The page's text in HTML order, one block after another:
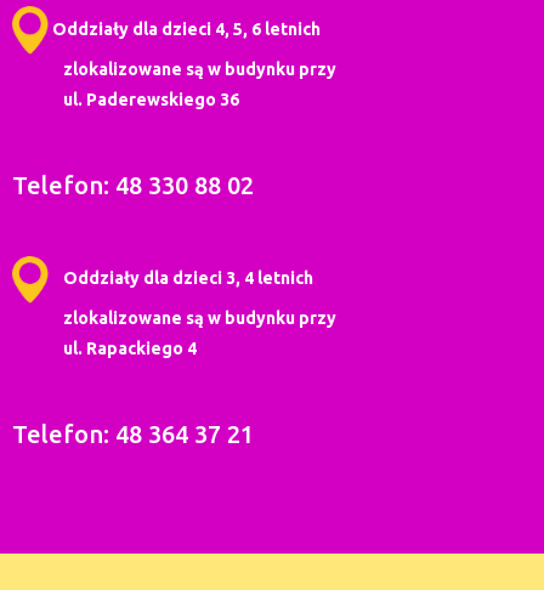
Oddziały dla dzieci 4, 5, 6 letnich
zlokalizowane są w budynku przy
ul. Paderewskiego 36
Telefon: 48 330 88 02
Oddziały dla dzieci 3, 4 letnich
zlokalizowane są w budynku przy
ul. Rapackiego 4
Telefon: 48 364 37 21